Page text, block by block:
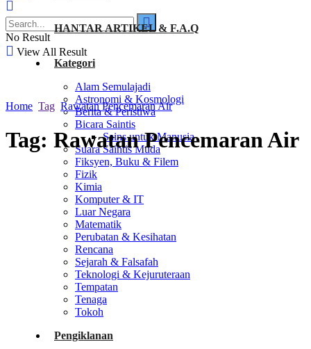
HANTAR ARTIKEL & F.A.Q
Kategori
Alam Semulajadi
Astronomi & Kosmologi
Berita & Peristiwa
Bicara Saintis
Sains untuk Manusia
Suara Saintis Muda
Fiksyen, Buku & Filem
Fizik
Kimia
Komputer & IT
Luar Negara
Matematik
Perubatan & Kesihatan
Rencana
Sejarah & Falsafah
Teknologi & Kejuruteraan
Tempatan
Tenaga
Tokoh
Pengiklanan
No Result
View All Result
Home Tag Rawatan Pencemaran Air
Tag: Rawatan Pencemaran Air